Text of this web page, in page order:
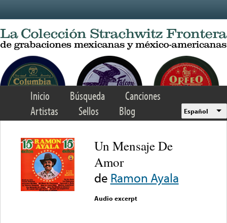
Inicio Búsqueda
Canciones
Artistas
Sellos Blog Español
Un Mensaje De
Amor
de Ramon Ayala
Audio excerpt